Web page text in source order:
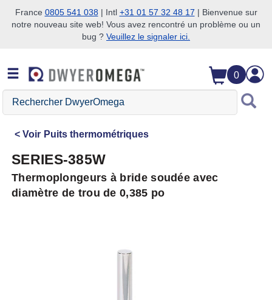
Passer à la recherche
Passer au contenu principal
Passer à la navigation
France 0805 541 038| Intl +31 01 57 32 48 17 | Bienvenue sur
notre nouveau site web! Vous avez rencontré un problème ou un
bug ? Veuillez le signaler ici.
0
Rechercher
DwyerOmega
Voir Puits thermométriques
SERIES-385W
Thermoplongeurs à bride soudée avec
diamètre de trou de 0,385 po